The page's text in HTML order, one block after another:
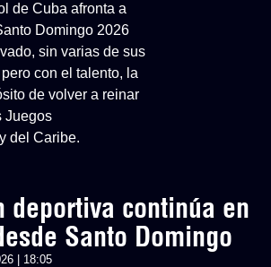
de Cuba afronta a
Domingo 2026
sin varias de sus
con el talento, la
de volver a reinar
Juegos
del Caribe.
deportiva continúa en
Santo Domingo
| 18:05